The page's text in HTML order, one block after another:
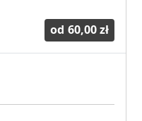
od 60,00 zł